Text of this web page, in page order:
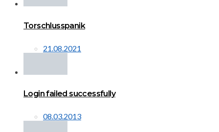
Torschlusspanik
21.08.2021
Login failed successfully
08.03.2013